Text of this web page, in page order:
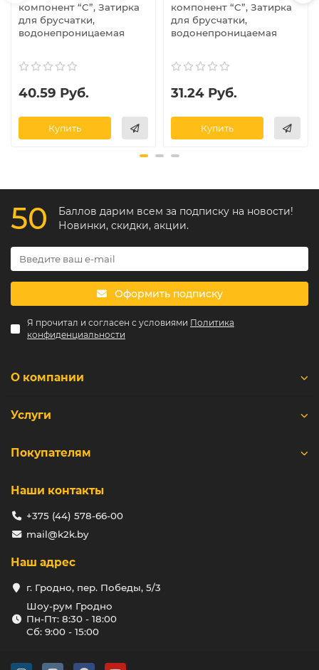
компонент “C”, Затирка
для брусчатки,
водонепроницаемая
40.59 Руб.
Купить
компонент “C”, Затирка
для брусчатки,
водонепроницаемая
31.24 Руб.
Купить
50
Баллов дарим всем за подписку на новости!
Новинки, скидки, акции.
Оформить подписку
Я прочитал и согласен с условиями Политика
конфиденциальности
О компании
Услуги
Покупателям
Наши контакты
+375 (44) 578-66-00
mail@k2k.by
Наш адрес
г. Гродно, пер. Победы, 5/3
Шоу-рум Гродно
Пн-Пт: 8:30 - 18:00
Сб: 9:00 - 15:00